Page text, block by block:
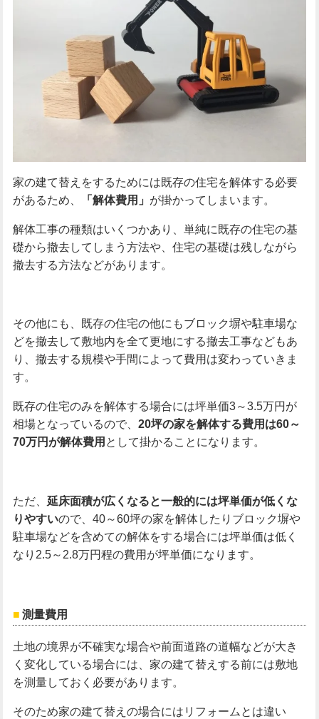
家の建て替えをするためには既存の住宅を解体する必要
があるため、
「解体費用」 が掛かってしまいます。
解体工事の種類はいくつかあり、単純に既存の住宅の基
礎から撤去してしまう方法や、住宅の基礎は残しながら
撤去する方法などがあります。
その他にも、既存の住宅の他にもブロック塀や駐車場な
どを撤去して敷地内を全て更地にする撤去工事などもあ
り、撤去する規模や手間によって費用は変わっていきま
す。
既存の住宅のみを解体する場合には坪単価3～3.5万円が
相場となっているので、 20坪の家を解体する費用は60～
70万円が解体費用 として掛かることになります。
ただ、 延床面積が広くなると一般的には坪単価が低くな
りやすいので、40～60坪の家を解体したりブロック塀や
駐車場などを含めての解体をする場合には坪単価は低く
なり2.5～2.8万円程の費用が坪単価になります。
測量費用
土地の境界が不確実な場合や前面道路の道幅などが大き
く変化している場合には、家の建て替えする前には敷地
を測量しておく必要があります。
そのため家の建て替えの場合にはリフォームとは違い